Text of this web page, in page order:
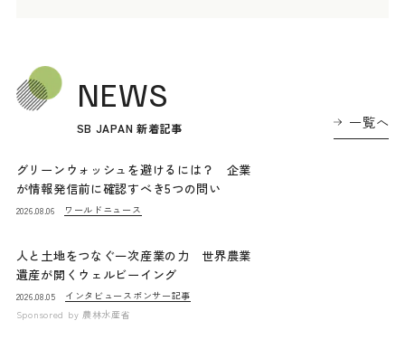
NEWS
SB JAPAN 新着記事 一覧へ
グリーンウォッシュを避けるには？ 企業
が情報発信前に確認すべき5つの問い
2026.08.06 ワールドニュース
人と土地をつなぐ一次産業の力 世界農業
遺産が開くウェルビーイング
2026.08.05 インタビュー スポンサー記事
Sponsored by 農林水産省